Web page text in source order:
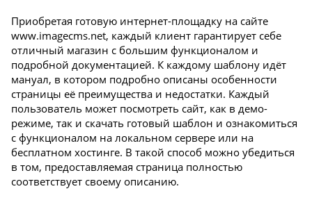
Приобретая готовую интернет-площадку на сайте
www.imagecms.net, каждый клиент гарантирует себе
отличный магазин с большим функционалом и
подробной документацией. К каждому шаблону идёт
мануал, в котором подробно описаны особенности
страницы её преимущества и недостатки. Каждый
пользователь может посмотреть сайт, как в демо-
режиме, так и скачать готовый шаблон и ознакомиться
с функционалом на локальном сервере или на
бесплатном хостинге. В такой способ можно убедиться
в том, предоставляемая страница полностью
соответствует своему описанию.